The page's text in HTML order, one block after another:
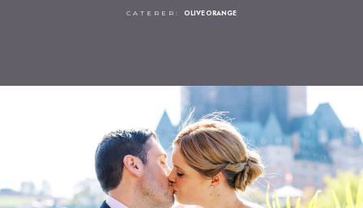
C A T E R E R : OLIVE ORANGE